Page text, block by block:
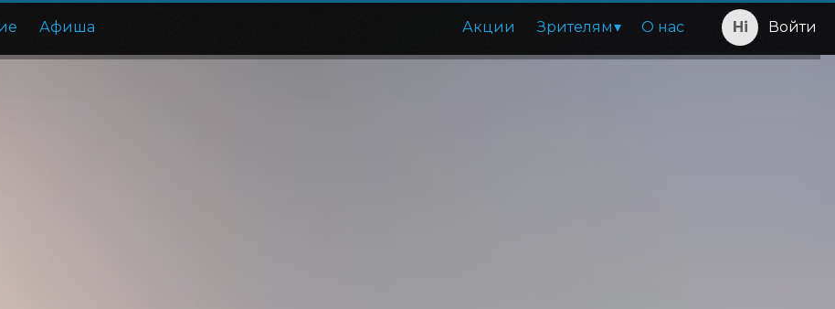
Афиша Акции Зрителям О нас Войти